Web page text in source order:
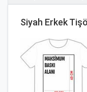
Siyah Erkek